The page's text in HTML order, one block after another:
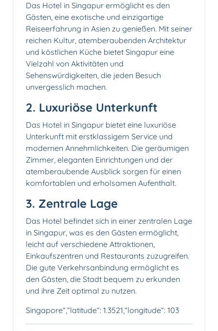
Das Hotel in Singapur ermöglicht es den
Gästen, eine exotische und einzigartige
Reiseerfahrung in Asien zu genießen. Mit seiner
reichen Kultur, atemberaubenden Architektur
und köstlichen Küche bietet Singapur eine
Vielzahl von Aktivitäten und
Sehenswürdigkeiten, die jeden Besuch
unvergesslich machen.
2. Luxuriöse Unterkunft
Das Hotel in Singapur bietet eine luxuriöse
Unterkunft mit erstklassigem Service und
modernen Annehmlichkeiten. Die geräumigen
Zimmer, eleganten Einrichtungen und der
atemberaubende Ausblick sorgen für einen
komfortablen und erholsamen Aufenthalt.
3. Zentrale Lage️
Das Hotel befindet sich in einer zentralen Lage
in Singapur, was es den Gästen ermöglicht,
leicht auf verschiedene Attraktionen,
Einkaufszentren und Restaurants zuzugreifen.
Die gute Verkehrsanbindung ermöglicht es
den Gästen, die Stadt bequem zu erkunden
und ihre Zeit optimal zu nutzen.
Singapore“,“latitude“: 1.3521,“longitude“: 103